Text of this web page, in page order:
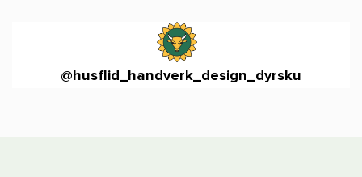
@husflid_handverk_design_dyrsku